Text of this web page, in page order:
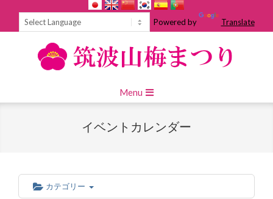
Powered by Translate
Navigation
Menu
イベントカレンダー
カテゴリー